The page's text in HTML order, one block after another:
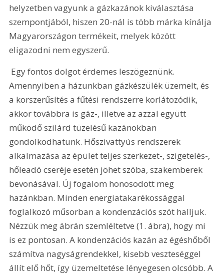
helyzetben vagyunk a gázkazánok kiválasztása
szempontjából, hiszen 20-nál is több márka kínálja
Magyarországon termékeit, melyek között
eligazodni nem egyszerű.
Amennyiben a házunkban gázkészülék üzemelt, és
a korszerűsítés a fűtési rendszerre korlátozódik,
akkor továbbra is gáz-, illetve az azzal együtt
működő szilárd tüzelésű kazánokban
gondolkodhatunk. Hőszivattyús rendszerek
alkalmazása az épület teljes szerkezet-, szigetelés-,
hőleadó cseréje esetén jöhet szóba, szakemberek
bevonásával. Új fogalom honosodott meg
hazánkban. Minden energiatakarékossággal
foglalkozó műsorban a kondenzációs szót halljuk.
Nézzük meg ábrán szemléltetve (1. ábra), hogy mi
is ez pontosan. A kondenzációs kazán az égéshőből
számítva nagyságrendekkel, kisebb veszteséggel
állít elő hőt, így üzemeltetése lényegesen olcsóbb. A